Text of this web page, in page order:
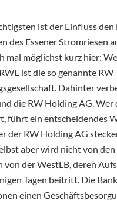
ist der Einfluss den
des Essener Stromriesen
mal möglichst kurz hier:
ist die so genannte RW
Dahinter
die RW Holding AG. Wer
führt ein entscheidendes
der RW Holding AG
aber wird nicht von
von der WestLB, deren
Tagen beitritt. Die
einen